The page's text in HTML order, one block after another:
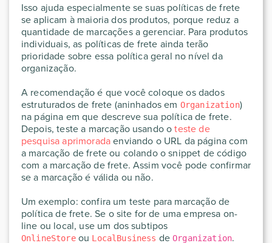
Isso ajuda especialmente se suas políticas de frete
se aplicam à maioria dos produtos, porque reduz a
quantidade de marcações a gerenciar. Para produtos
individuais, as políticas de frete ainda terão
prioridade sobre essa política geral no nível da
organização.
A recomendação é que você coloque os dados
estruturados de frete (aninhados em Organization)
na página em que descreve sua política de frete.
Depois, teste a marcação usando oteste de
pesquisa aprimoradaenviando o URL da página com
a marcação de frete ou colando o snippet de código
com a marcação de frete. Assim você pode confirmar
se a marcação é válida ou não.
Um exemplo: confira um teste para marcação de
política de frete. Se o site for de uma empresa on-
line ou local, use um dos subtipos
OnlineStoreou LocalBusiness deOrganization.